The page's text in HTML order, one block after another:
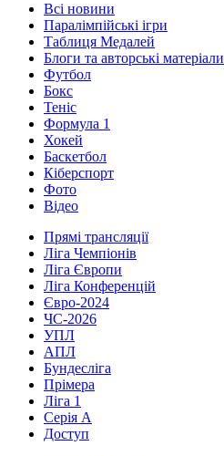
Всі новини
Паралімпійські ігри
Таблиця Медалей
Блоги та авторські матеріали
Футбол
Бокс
Теніс
Формула 1
Хокей
Баскетбол
Кіберспорт
Фото
Відео
Прямі трансляції
Ліга Чемпіонів
Ліга Європи
Ліга Конференцій
Євро-2024
ЧС-2026
УПЛ
АПЛ
Бундесліга
Прімера
Ліга 1
Серія А
Доступ